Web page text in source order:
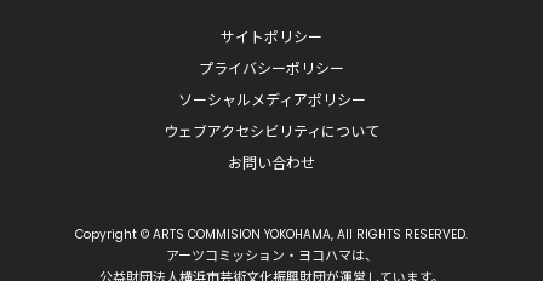
サイトポリシー
プライバシーポリシー
ソーシャルメディアポリシー
ウェブアクセシビリティについて
お問い合わせ
Copyright © ARTS COMMISION YOKOHAMA, All RIGHTS RESERVED.
アーツコミッション・ヨコハマは、
公益財団法人横浜市芸術文化振興財団が運営しています。